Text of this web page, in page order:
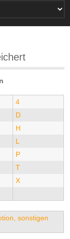
4
D
H
L
P
T
X
sonstigen